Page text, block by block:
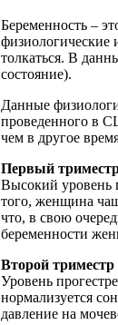
Беременность –
физиологические
толкаться. В
состояние).
Данные
проведенного в
чем в другое
Первый
Высокий уровень
того, женщина
что, в свою
беременности
Второй
Уровень
нормализуется
давление на